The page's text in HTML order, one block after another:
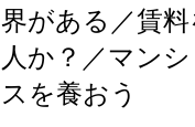
界がある／賃
人か？／マン
スを養おう